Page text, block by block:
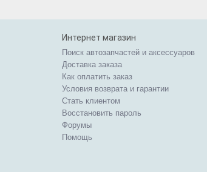
Интернет магазин
Поиск автозапчастей и аксессуаров
Доставка заказа
Как оплатить заказ
Условия возврата и гарантии
Стать клиентом
Восстановить пароль
Форумы
Помощь